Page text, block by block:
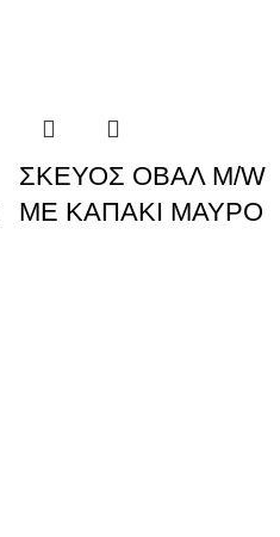
ΣΚΕΥΟΣ ΟΒΑΛ M/W
ΜΕ ΚΑΠΑΚΙ ΜΑΥΡΟ